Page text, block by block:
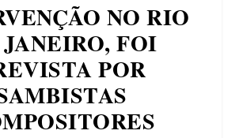
NO RIO
FOI
POR